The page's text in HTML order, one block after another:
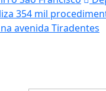
354 mil
avenida Tiradentes